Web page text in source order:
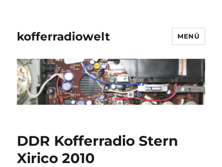
kofferradiowelt MENÜ
DDR Kofferradio Stern
Xirico 2010